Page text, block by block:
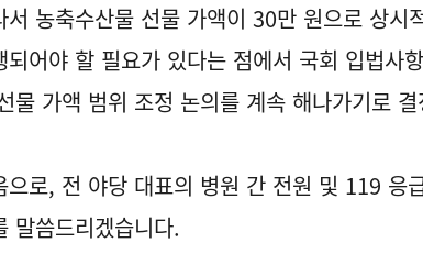
서 농축수산물 선물 가액이 30만 원으로 상시
되어야 할 필요가 있다는 점에서 국회 입법사
물 가액 범위 조정 논의를 계속 해나가기로
으로, 전 야당 대표의 병원 간 전원 및 119 응
말씀드리겠습니다.